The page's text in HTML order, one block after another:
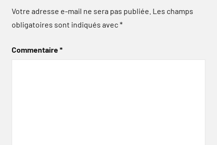
Votre adresse e-mail ne sera pas publiée. Les champs
obligatoires sont indiqués avec*
Commentaire*